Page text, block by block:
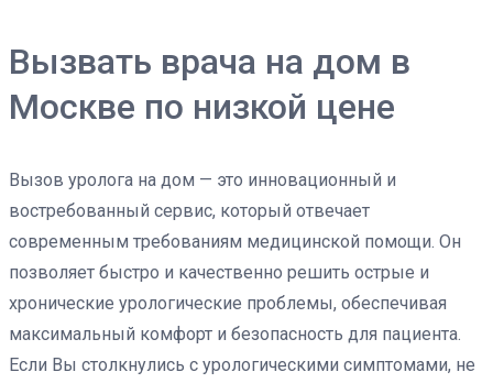
Вызвать врача на дом в
Москве по низкой цене
Вызов уролога на дом — это инновационный и
востребованный сервис, который отвечает
современным требованиям медицинской помощи. Он
позволяет быстро и качественно решить острые и
хронические урологические проблемы, обеспечивая
максимальный комфорт и безопасность для пациента.
Если Вы столкнулись с урологическими симптомами, не